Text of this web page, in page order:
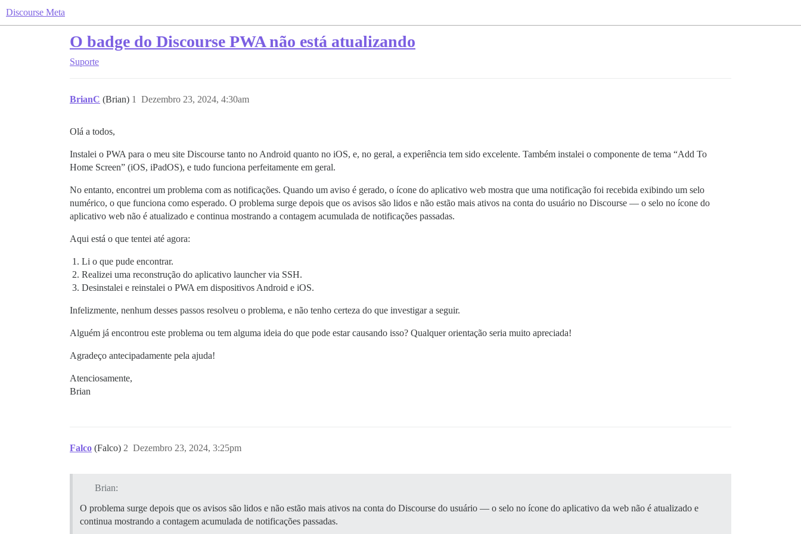
Discourse Meta
O badge do Discourse PWA não está atualizando
Suporte
BrianC (Brian) Dezembro 23, 2024, 4:30am
1
Olá a todos,
Instalei o PWA para o meu site Discourse tanto no Android quanto no iOS, e, no geral, a experiência tem sido excelente. Também instalei o componente de tema “Add To
Home Screen” (iOS, iPadOS), e tudo funciona perfeitamente em geral.
No entanto, encontrei um problema com as notificações. Quando um aviso é gerado, o ícone do aplicativo web mostra que uma notificação foi recebida exibindo um selo
numérico, o que funciona como esperado. O problema surge depois que os avisos são lidos e não estão mais ativos na conta do usuário no Discourse — o selo no ícone do
aplicativo web não é atualizado e continua mostrando a contagem acumulada de notificações passadas.
Aqui está o que tentei até agora:
Li o que pude encontrar.
Realizei uma reconstrução do aplicativo launcher via SSH.
Desinstalei e reinstalei o PWA em dispositivos Android e iOS.
Infelizmente, nenhum desses passos resolveu o problema, e não tenho certeza do que investigar a seguir.
Alguém já encontrou este problema ou tem alguma ideia do que pode estar causando isso? Qualquer orientação seria muito apreciada!
Agradeço antecipadamente pela ajuda!
Atenciosamente,
Brian
Falco (Falco) Dezembro 23, 2024, 3:25pm
2
Brian:
O problema surge depois que os avisos são lidos e não estão mais ativos na conta do Discourse do usuário — o selo no ícone do aplicativo da web não é atualizado e
continua mostrando a contagem acumulada de notificações passadas.